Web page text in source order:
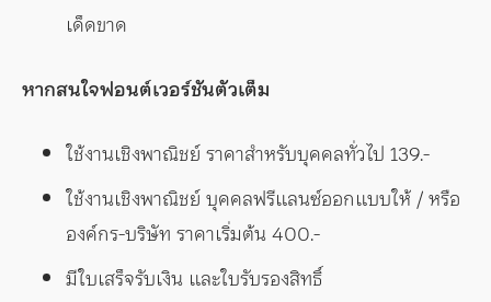
เด็ดขาด
หากสนใจฟอนต์เวอร์ชันตัวเต็ม
ใช้งานเชิงพาณิชย์ ราคาสำหรับบุคคลทั่วไป 139.-
ใช้งานเชิงพาณิชย์ บุคคลฟรีแลนซ์ออกแบบให้ / หรือ
องค์กร-บริษัท ราคาเริ่มต้น 400.-
มีใบเสร็จรับเงิน และใบรับรองสิทธิ์